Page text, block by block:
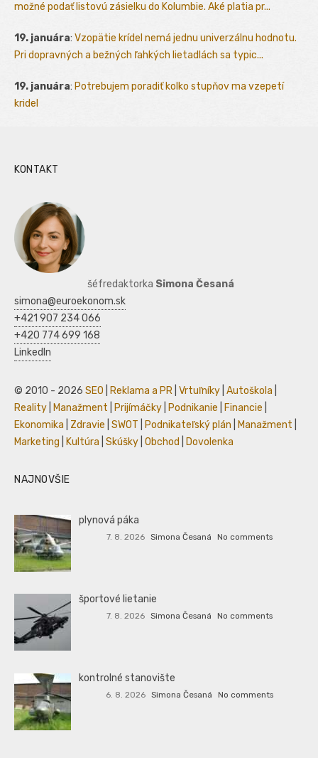
možné podať listovú zásielku do Kolumbie. Aké platia pr...
19. januára: Vzopätie krídel nemá jednu univerzálnu hodnotu.
Pri dopravných a bežných ľahkých lietadlách sa typic...
19. januára: Potrebujem poradiť kolko stupňov ma vzepetí
kridel
KONTAKT
šéfredaktorka Simona Česaná
simona@euroekonom.sk
+421 907 234 066
+420 774 699 168
LinkedIn
© 2010 - 2026 SEO Reklama a PR Vrtuľníky Autoškola
Reality
Manažment Prijímáčky Podnikanie Financie
Ekonomika
Zdravie SWOT Podnikateľský plán Manažment
Marketing
Kultúra Skúšky Obchod Dovolenka
NAJNOVŠIE
plynová páka
7. 8. 2026 Simona Česaná No comments
športové lietanie
7. 8. 2026 Simona Česaná No comments
kontrolné stanovište
6. 8. 2026 Simona Česaná No comments